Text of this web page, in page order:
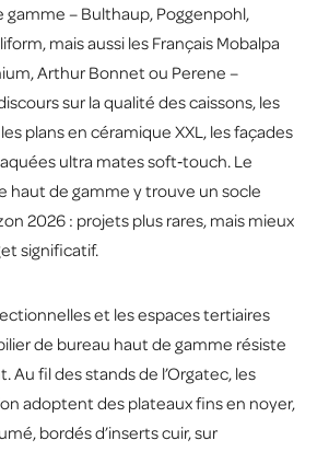
gamme – Bulthaup, Poggenpohl,
mais aussi les Français Mobalpa
Arthur Bonnet ou Perene –
sur la qualité des caissons, les
plans en céramique XXL, les façades
ultra mates soft‑touch. Le
haut de gamme y trouve un socle
2026 : projets plus rares, mais mieux
significatif.
et les espaces tertiaires
de bureau haut de gamme résiste
Au fil des stands de l’Orgatec, les
adoptent des plateaux fins en noyer,
bordés d’inserts cuir, sur